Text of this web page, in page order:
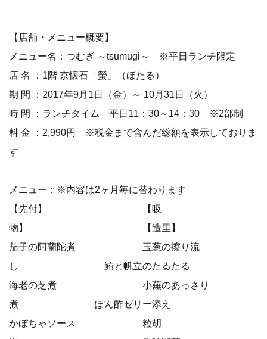
【店舗・メニュー概要】
メニュー名：つむぎ ～tsumugi～ ※平日ランチ限定
店 名 ：1階 京懐石「螢」（ほたる）
期 間 ：2017年9月1日（金）～ 10月31日（火）
時 間 ：ランチタイム 平日11：30～14：30 ※2部制
料 金 ：2,990円 ※税金まで含んだ総額を表示しておりま
す
メニュー：※内容は2ヶ月毎に替わります
【先付】 【吸
物】 【造里】
茄子の阿蘭陀煮 玉葱の擦り流
し 鮪と帆立のたるたる
海老の芝煮 小蕪のあっさり
煮 ぽん酢ゼリー添え
かぼちゃソース 粒胡